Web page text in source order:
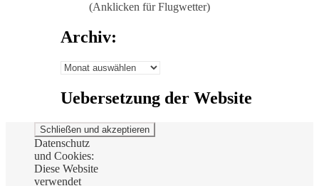
(Anklicken für Flugwetter)
Archiv:
Archiv:
Uebersetzung der Website
Datenschutz
und Cookies:
Diese Website
verwendet